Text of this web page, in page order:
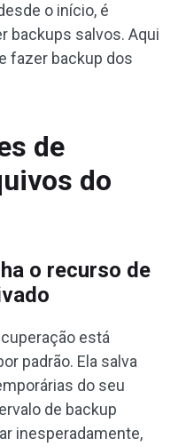
o início, é
backups salvos. Aqui
fazer backup dos
de
do
o recurso de
está
padrão. Ela salva
do seu
de backup
inesperadamente,